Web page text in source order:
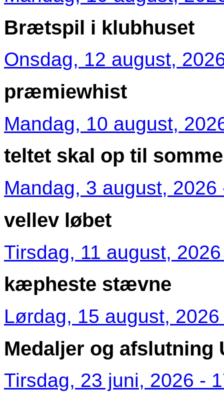
Brætspil i klubhuset
Onsdag, 12 august,
præmiewhist
Mandag, 10 august,
teltet skal op til
Mandag, 3 august, 2026
vellev løbet
Tirsdag, 11 august,
kæpheste stævne
Lørdag, 15 august,
Medaljer og afslutning
Tirsdag, 23 juni, 2026 -